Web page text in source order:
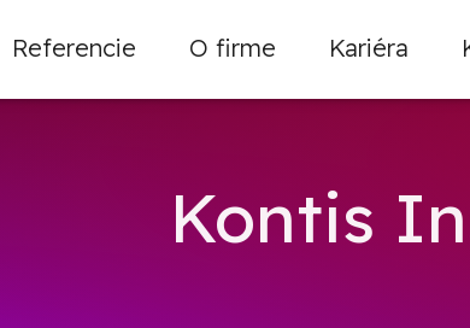
Referencie O firme Kariéra
Kontis